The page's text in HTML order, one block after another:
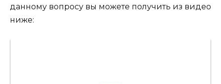
данному вопросу вы можете получить из видео
ниже: